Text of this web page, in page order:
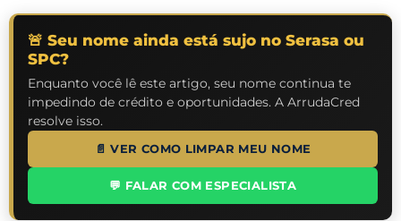
🚨 Seu nome ainda está sujo no Serasa ou
SPC?
Enquanto você lê este artigo, seu nome continua te
impedindo de crédito e oportunidades. A ArrudaCred
resolve isso.
📄 VER COMO LIMPAR MEU NOME
💬 FALAR COM ESPECIALISTA